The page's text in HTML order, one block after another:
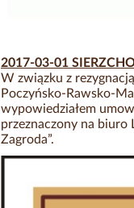
2017-03-01
W związku z
Poczyńsko-Rawsko-
wypowiedziałem
przeznaczony na biuro
Zagroda”.